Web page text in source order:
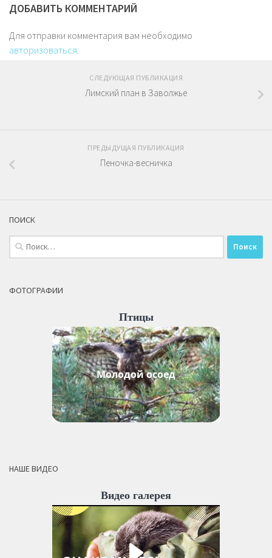
ДОБАВИТЬ КОММЕНТАРИЙ
Для отправки комментария вам необходимо
авторизоваться
СЛЕДУЮЩАЯ ПУБЛИКАЦИЯ
Лимский план в Заволжье
ПРЕДЫДУЩАЯ ПУБЛИКАЦИЯ
Пеночка-весничка
ПОИСК
Найти:
ФОТОГРАФИИ
Птицы
Молодой осоед
НАШЕ ВИДЕО
Видео галерея